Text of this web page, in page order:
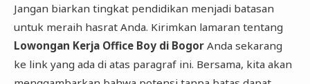
Jangan biarkan tingkat pendidikan menjadi batasan
untuk meraih hasrat Anda. Kirimkan lamaran tentang
Lowongan Kerja Office Boy di BogorAnda sekarang
ke link yang ada di atas paragraf ini. Bersama, kita akan